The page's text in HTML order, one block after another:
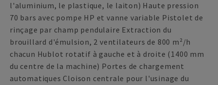
l'aluminium, le plastique, le laiton) Haute pression
70 bars avec pompe HP et vanne variable Pistolet de
rinçage par champ pendulaire Extraction du
brouillard d'émulsion, 2 ventilateurs de 800 m²/h
chacun Hublot rotatif à gauche et à droite (1400 mm
du centre de la machine) Portes de chargement
automatiques Cloison centrale pour l'usinage du